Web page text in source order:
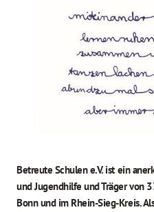
Betreute Schulen e.V. ist ein
und Jugendhilfe und Träger von
Bonn und im Rhein-Sieg-Kreis.